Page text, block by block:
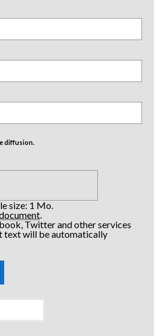
diffusion.
size: 1 Mo.
Twitter and other services
text will be automatically